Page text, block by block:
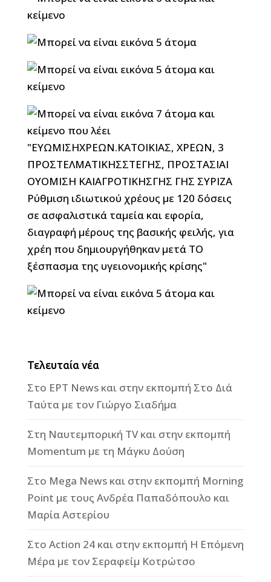
Τελευταία νέα
Στο ΕΡΤ News και στην εκπομπή Στο Διά
Ταύτα με τον Γιώργο Σιαδήμα
Στη Ναυτεμπορική TV και στην εκπομπή
Momentum με τη Μάγκυ Δούση
Στο Mega News και στην εκπομπή Morning
Point με τους Ανδρέα Παπαδόπουλο και
Μαρία Αστερίου
Στο Action 24 και στην εκπομπή Η Επόμενη
Μέρα με τον Σεραφείμ Κοτρώτσο